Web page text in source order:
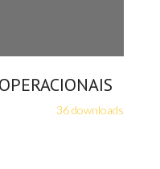
36 downloads